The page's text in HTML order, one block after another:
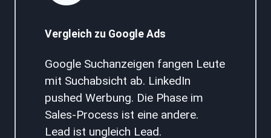
Vergleich zu Google Ads
Google Suchanzeigen fangen Leute
mit Suchabsicht ab. LinkedIn
pushed Werbung. Die Phase im
Sales-Process ist eine andere.
Lead ist ungleich Lead.